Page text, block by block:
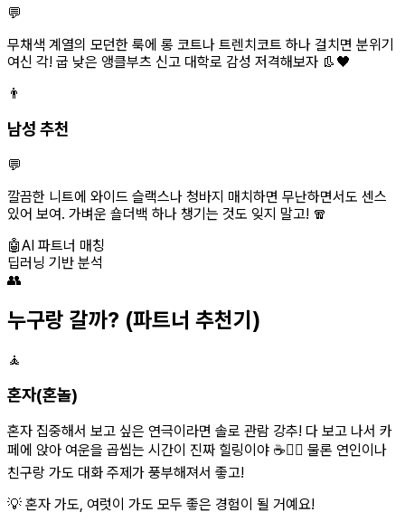
💬
무채색 계열의 모던한 룩에 롱 코트나 트렌치코트 하나 걸치면 분위기
여신 각! 굽 낮은 앵클부츠 신고 대학로 감성 저격해보자 👢🖤
👨
남성 추천
💬
깔끔한 니트에 와이드 슬랙스나 청바지 매치하면 무난하면서도 센스
있어 보여. 가벼운 숄더백 하나 챙기는 것도 잊지 말고! 🧣
🤖AI 파트너 매칭
딥러닝 기반 분석
👥
누구랑 갈까? (파트너 추천기)
🧘
혼자(혼놀)
혼자 집중해서 보고 싶은 연극이라면 솔로 관람 강추! 다 보고 나서 카
페에 앉아 여운을 곱씹는 시간이 진짜 힐링이야 ☕️🧘‍♀️ 물론 연인이나
친구랑 가도 대화 주제가 풍부해져서 좋고!
💡 혼자 가도, 여럿이 가도 모두 좋은 경험이 될 거예요!